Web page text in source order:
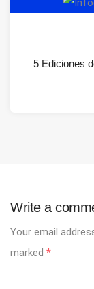
5 Ediciones
Write a
Your email
marked *